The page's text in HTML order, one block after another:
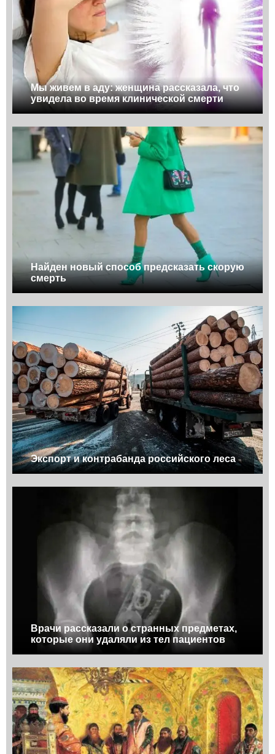
Мы живем в аду: женщина рассказала, что
увидела во время клинической смерти
Найден новый способ предсказать скорую
смерть
Экспорт и контрабанда российского леса
Врачи рассказали о странных предметах,
которые они удаляли из тел пациентов